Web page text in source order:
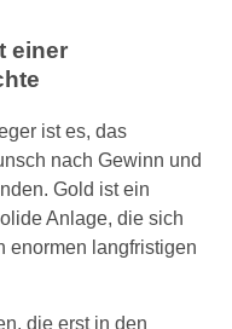
einer
ist es, das
nach Gewinn und
Gold ist ein
Anlage, die sich
enormen langfristigen
die erst in den